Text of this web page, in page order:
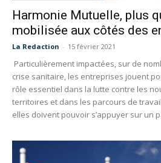
Harmonie Mutuelle, plus
mobilisée aux côtés des
La Redaction - 15 février 2021
Particulièrement impactées, sur de
crise sanitaire, les entreprises jouent
rôle essentiel dans la lutte contre les
territoires et dans les parcours de
elles doivent pouvoir s’appuyer sur un